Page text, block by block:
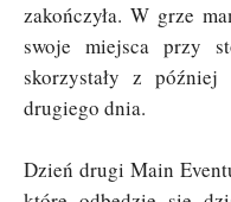
zakończyła. W grze
swoje miejsca przy
skorzystały z później
drugiego dnia.
Dzień drugi Main